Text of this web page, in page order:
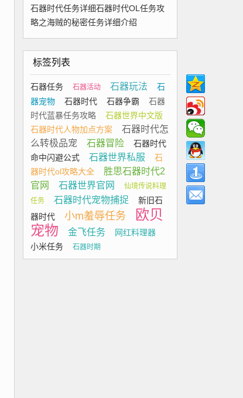
石器时代任务详细石器时代OL任务攻
略之海贼的秘密任务详细介绍
标签列表
石器任务 石器活动 石器玩法
石
器宠物
石器时代 石器争霸
石器
时代蓝暴任务攻略
石器世界中文版
石器时代人物加点方案
石器时代怎
么转极品宠
石器冒险
石器时代
命中闪避公式
石器世界私服
石
器时代ol攻略大全
胜思石器时代2
官网
石器世界官网
仙境传说料理
任务
石器时代宠物捕捉
新旧石
器时代
小m羞辱任务
欧贝
宠物
金飞任务
网红料理器
小米任务
石器时期